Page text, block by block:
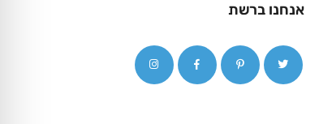
אנחנו ברשת